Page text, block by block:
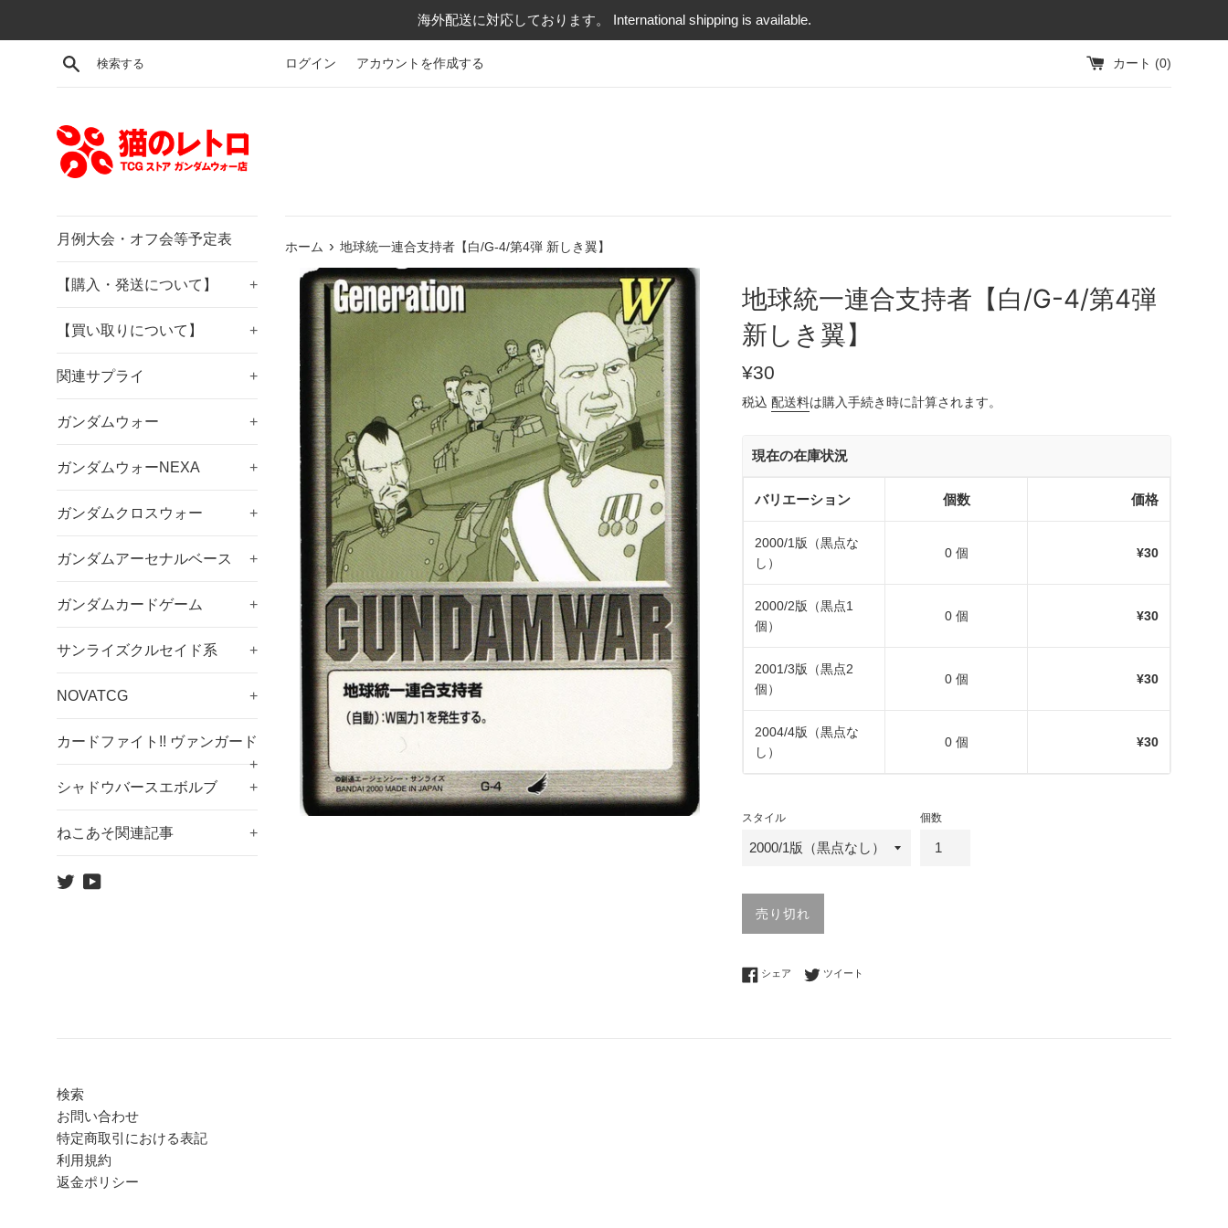
海外配送に対応しております。 International shipping is available.
検索する ログイン アカウントを作成する カート (0)
月例大会・オフ会等予定表
【購入・発送について】 +
【買い取りについて】 +
関連サプライ +
ガンダムウォー +
ガンダムウォーNEXA +
ガンダムクロスウォー +
ガンダムアーセナルベース +
ガンダムカードゲーム +
サンライズクルセイド系 +
NOVATCG +
カードファイト!! ヴァンガード
+
シャドウバースエボルブ
+
ねこあそ関連記事 +
TwitterYouTube
ホーム › 地球統一連合支持者【白/G-4/第4弾 新しき翼】
地球統一連合支持者【白/G-4/第4弾
新しき翼】
通
価
¥30
税込 配送料は購入手続き時に計算されます。
現在の在庫状況
バリエーション 個数 価格
2000/1版（黒点な
し）
0 個 ¥30
2000/2版（黒点1
個）
0 個 ¥30
2001/3版（黒点2
個）
0 個 ¥30
2004/4版（黒点な
し）
0 個 ¥30
スタイル 個数
売り切れ
シェア Facebookでシェアする
ツイート
検索
お問い合わせ
特定商取引における表記
利用規約
返金ポリシー